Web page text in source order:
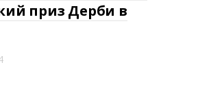
приз Дерби в